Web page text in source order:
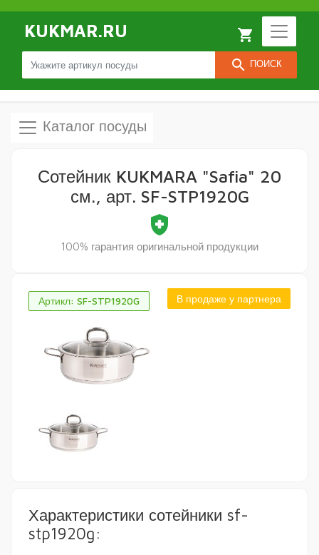
KUKMAR.RU
search ПОИСК
local_grocery_store
Каталог посуды
Артикл: SF-STP1920G В продаже у партнера
Сотейник KUKMARA "Safia" 20
см., арт. SF-STP1920G
health_and_safety
100% гарантия оригинальной продукции
Характеристики сотейники sf-
stp1920g: